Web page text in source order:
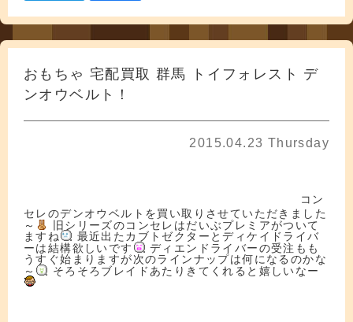
おもちゃ 宅配買取 群馬 トイフォレスト デ
ンオウベルト！
2015.04.23 Thursday
コン
セレのデンオウベルトを買い取りさせていただきました
～
旧シリーズのコンセレはだいぶプレミアがついて
ますね
最近出たカブトゼクターとディケイドライバ
ーは結構欲しいです
ディエンドライバーの受注もも
うすぐ始まりますが次のラインナップは何になるのかな
～
そろそろブレイドあたりきてくれると嬉しいなー